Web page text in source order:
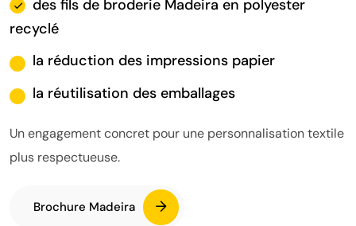
des fils de broderie Madeira en polyester
recyclé
la réduction des impressions papier
la réutilisation des emballages
Un engagement concret pour une personnalisation textile
plus respectueuse.
Brochure Madeira